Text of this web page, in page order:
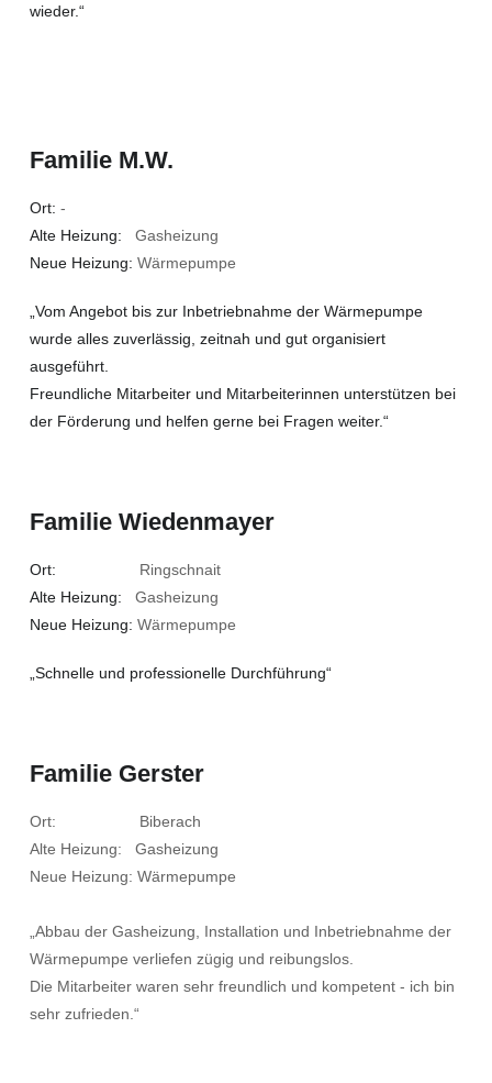
wieder.“
Familie M.W.
Ort: -
Alte Heizung: Gasheizung
Neue Heizung: Wärmepumpe
„Vom Angebot bis zur Inbetriebnahme der Wärmepumpe
wurde alles zuverlässig, zeitnah und gut organisiert
ausgeführt.
Freundliche Mitarbeiter und Mitarbeiterinnen unterstützen bei
der Förderung und helfen gerne bei Fragen weiter.“
Familie Wiedenmayer
Ort: Ringschnait
Alte Heizung: Gasheizung
Neue Heizung: Wärmepumpe
„Schnelle und professionelle Durchführung“
Familie Gerster
Ort: Biberach
Alte Heizung: Gasheizung
Neue Heizung: Wärmepumpe
„Abbau der Gasheizung, Installation und Inbetriebnahme der
Wärmepumpe verliefen zügig und reibungslos.
Die Mitarbeiter waren sehr freundlich und kompetent - ich bin
sehr zufrieden.“